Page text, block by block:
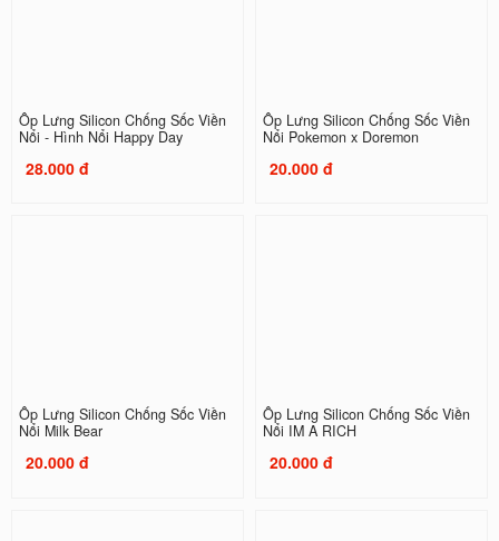
Ốp Lưng Silicon Chống Sốc Viền
Nổi - Hình Nổi Happy Day
28.000 đ
Ốp Lưng Silicon Chống Sốc Viền
Nổi Pokemon x Doremon
20.000 đ
Ốp Lưng Silicon Chống Sốc Viền
Nổi Milk Bear
20.000 đ
Ốp Lưng Silicon Chống Sốc Viền
Nổi IM A RICH
20.000 đ